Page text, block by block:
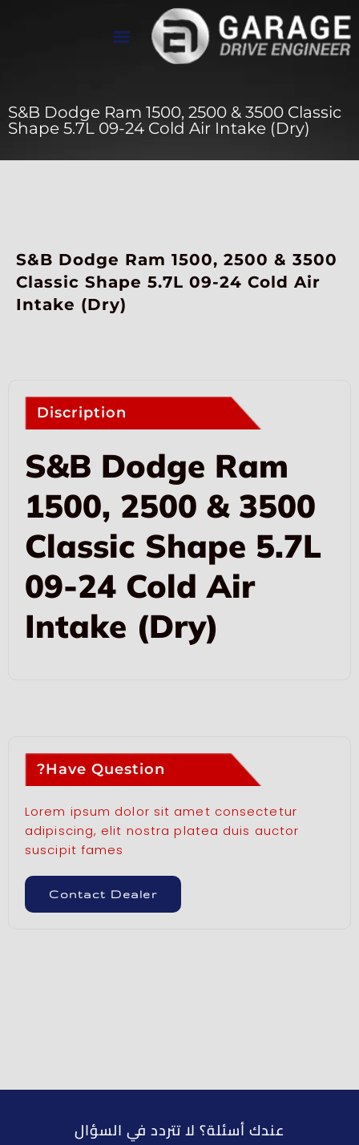
S&B Dodge Ram 1500, 2500 & 3500 Classic
Shape 5.7L 09-24 Cold Air Intake (Dry)
S&B Dodge Ram 1500, 2500 & 3500
Classic Shape 5.7L 09-24 Cold Air
Intake (Dry)
Discription
S&B Dodge Ram
1500, 2500 & 3500
Classic Shape 5.7L
09-24 Cold Air
Intake (Dry)
Have Question?
Lorem ipsum dolor sit amet consectetur
adipiscing, elit nostra platea duis auctor
suscipit fames
Contact Dealer
عندك أسئلة؟ لا تتردد في السؤال